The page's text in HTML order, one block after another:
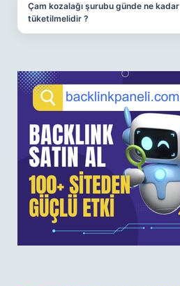
Çam kozalağı şurubu günde ne kadar
tüketilmelidir ?